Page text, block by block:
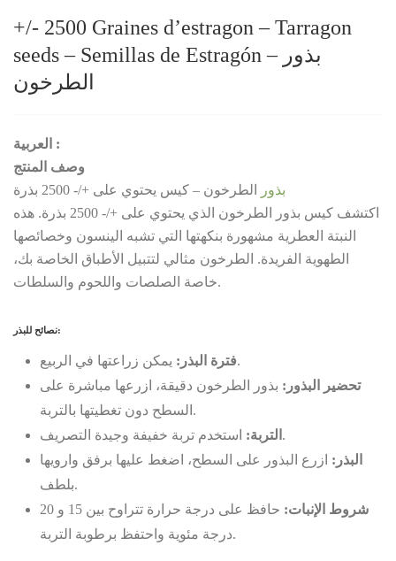
+/- 2500 Graines d’estragon – Tarragon
seeds – Semillas de Estragón – بذور
الطرخون
العربية :
وصف المنتج
بذور
الطرخون – كيس يحتوي على +/- 2500 بذرة
اكتشف كيس بذور الطرخون الذي يحتوي على +/- 2500 بذرة. هذه
النبتة العطرية مشهورة بنكهتها التي تشبه الينسون وخصائصها
الطهوية الفريدة. الطرخون مثالي لتتبيل الأطباق الخاصة بك،
خاصة الصلصات واللحوم والسلطات.
نصائح للبذر:
فترة البذر:يمكن زراعتها في الربيع.
تحضير البذور: بذور الطرخون دقيقة، ازرعها مباشرة على
السطح دون تغطيتها بالتربة.
التربة: استخدم تربة خفيفة وجيدة التصريف.
البذر: ازرع البذور على السطح، اضغط عليها برفق وارويها
بلطف.
شروط الإنبات:
حافظ على درجة حرارة تتراوح بين 15 و 20
درجة مئوية واحتفظ برطوبة التربة.